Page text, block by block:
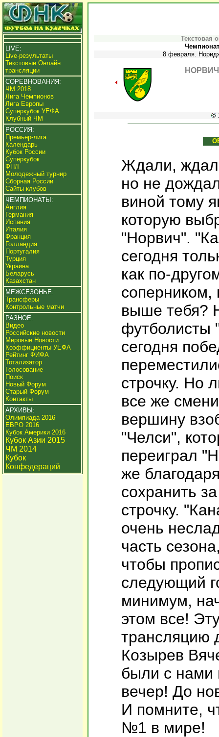
LIVE:
Live-результаты
Текстовые Онлайн
трансляции
СОРЕВНОВАНИЯ:
ЧМ 2018
Лига Чемпионов
Лига Европы
Суперкубок УЕФА
Клубный ЧМ
РОССИЯ:
Премьер-лига
Календарь
Кубок России
Суперкубок
ФНЛ
Молодежный турнир
Сборная России
Сайты клубов
ЧЕМПИОНАТЫ:
Англия
Германия
Испания
Италия
Франция
Голландия
Португалия
Турция
Украина
Беларусь
Казахстан
МЕЖСЕЗОНЬЕ:
Трансферы
Контрольные матчи
РАЗНОЕ:
Видео
Российские новости
Мировые Новости
Коэффициенты УЕФА
Рейтинг ФИФА
Тотализатор
Голосование
Поиск
Новый Форум
Старый Форум
Контакты
АРХИВЫ:
Олимпиада 2016
ЕВРО 2016
Кубок Америки 2016
Кубок Азии 2015
ЧМ 2014
Кубок
Конфедераций
Текстовая
8 февраля.
Ждали,
но не
виной тому
которую
"Норвич".
сегодня
как по-
соперником,
выше тебя?
футболисты
сегодня
строчку. Но
все же
вершину
"Челси",
переиграл
же
сохранить
строчку.
очень
часть
чтобы
следующий
минимум,
этом все!
трансляцию
Козырев
были с нами
вечер! До
И помните,
№1 в мире!